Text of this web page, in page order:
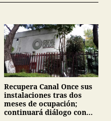
Recupera Canal Once sus
instalaciones tras dos
meses de ocupación;
continuará diálogo con